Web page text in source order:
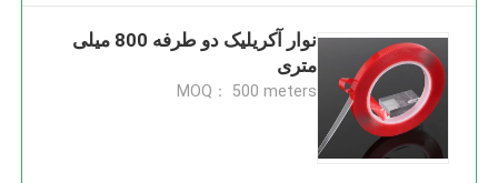
نوار آکریلیک دو طرفه 800 میلی
متری
MOQ： 500 meters